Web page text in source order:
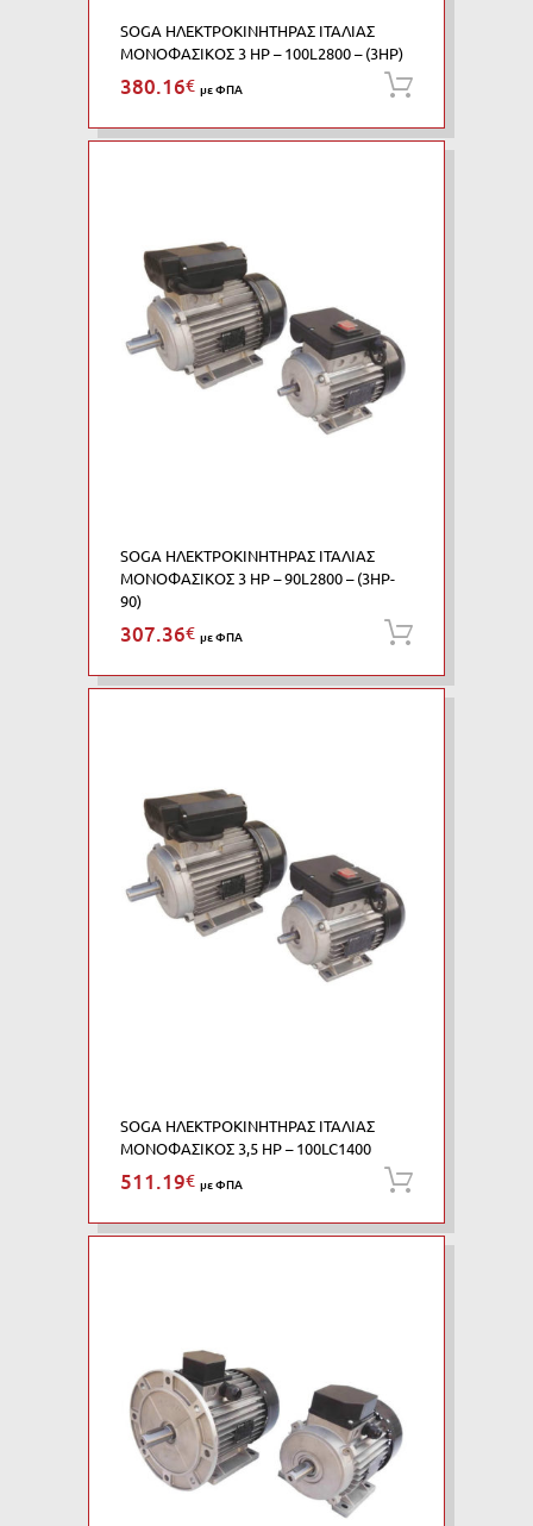
SOGA ΗΛΕΚΤΡΟΚΙΝΗΤΗΡΑΣ ΙΤΑΛΙΑΣ
ΜΟΝΟΦΑΣΙΚΟΣ 3 HP – 100L2800 – (3HP)
380.16€ με ΦΠΑ
SOGA ΗΛΕΚΤΡΟΚΙΝΗΤΗΡΑΣ ΙΤΑΛΙΑΣ
ΜΟΝΟΦΑΣΙΚΟΣ 3 HP – 90L2800 – (3HP-
90)
307.36€ με ΦΠΑ
SOGA ΗΛΕΚΤΡΟΚΙΝΗΤΗΡΑΣ ΙΤΑΛΙΑΣ
ΜΟΝΟΦΑΣΙΚΟΣ 3,5 HP – 100LC1400
511.19€ με ΦΠΑ